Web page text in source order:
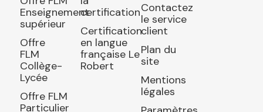
Enseignement
supérieur
Offre
FLM
Collège-
Lycée
Offre FLM
Particulier
certification
Certification
en langue
française Le
Robert
Contactez
le service
client
Plan du
site
Mentions
légales